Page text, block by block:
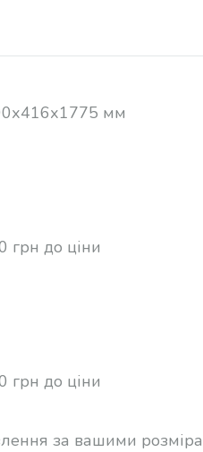
мм
грн до ціни
грн до ціни
за вашими